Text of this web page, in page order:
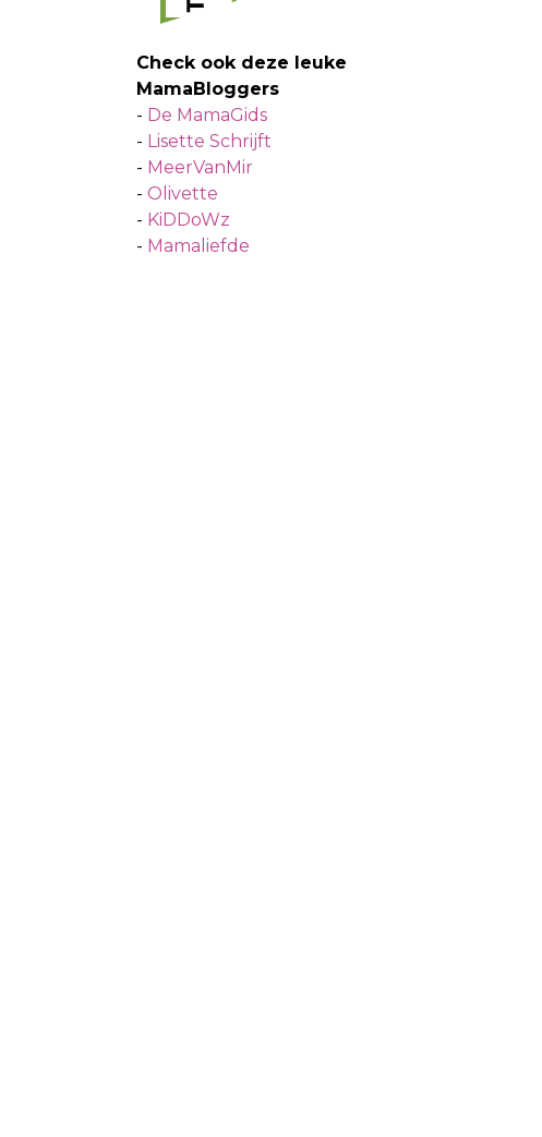
Check ook deze leuke
MamaBloggers
- De MamaGids
- Lisette Schrijft
- MeerVanMir
- Olivette
- KiDDoWz
- Mamaliefde